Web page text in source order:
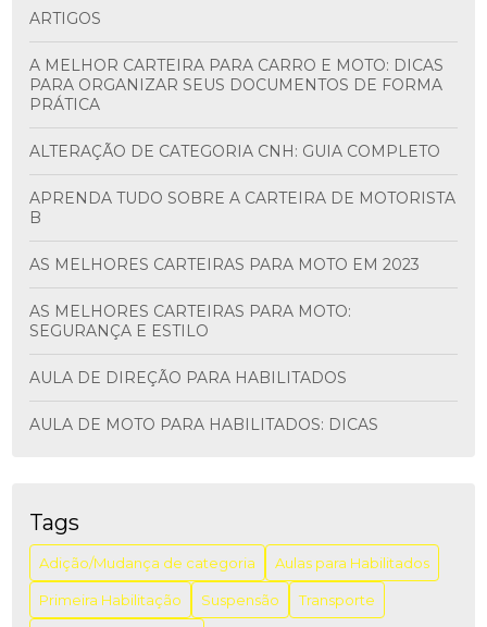
ARTIGOS
A MELHOR CARTEIRA PARA CARRO E MOTO: DICAS
PARA ORGANIZAR SEUS DOCUMENTOS DE FORMA
PRÁTICA
ALTERAÇÃO DE CATEGORIA CNH: GUIA COMPLETO
APRENDA TUDO SOBRE A CARTEIRA DE MOTORISTA
B
AS MELHORES CARTEIRAS PARA MOTO EM 2023
AS MELHORES CARTEIRAS PARA MOTO:
SEGURANÇA E ESTILO
AULA DE DIREÇÃO PARA HABILITADOS
AULA DE MOTO PARA HABILITADOS: DICAS
IMPORTANTES
INCLUSÃO E A SEGURANÇA NO TRÂNSITO
Tags
Adição/Mudança de categoria Aulas para Habilitados
Primeira Habilitação Suspensão Transporte